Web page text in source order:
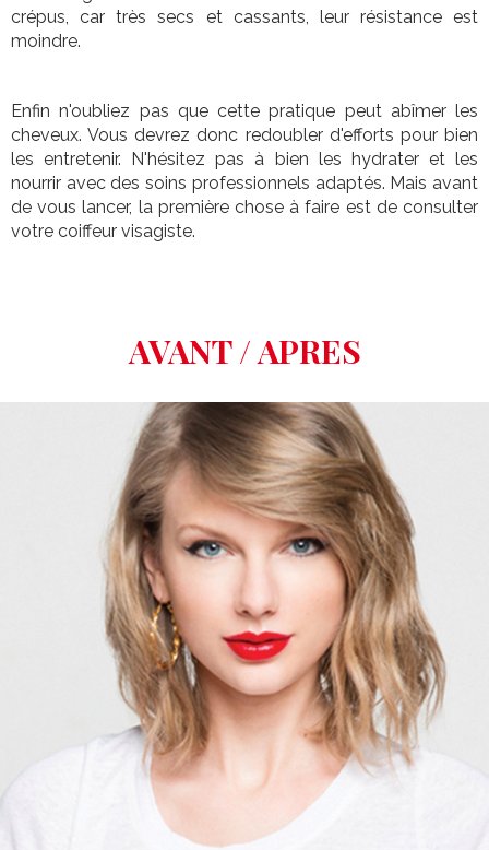
crépus, car très secs et cassants, leur résistance est
moindre.
Enfin n'oubliez pas que cette pratique peut abîmer les
cheveux. Vous devrez donc redoubler d'efforts pour bien
les entretenir. N'hésitez pas à bien les hydrater et les
nourrir avec des soins professionnels adaptés. Mais avant
de vous lancer, la première chose à faire est de consulter
votre coiffeur visagiste.
AVANT / APRES